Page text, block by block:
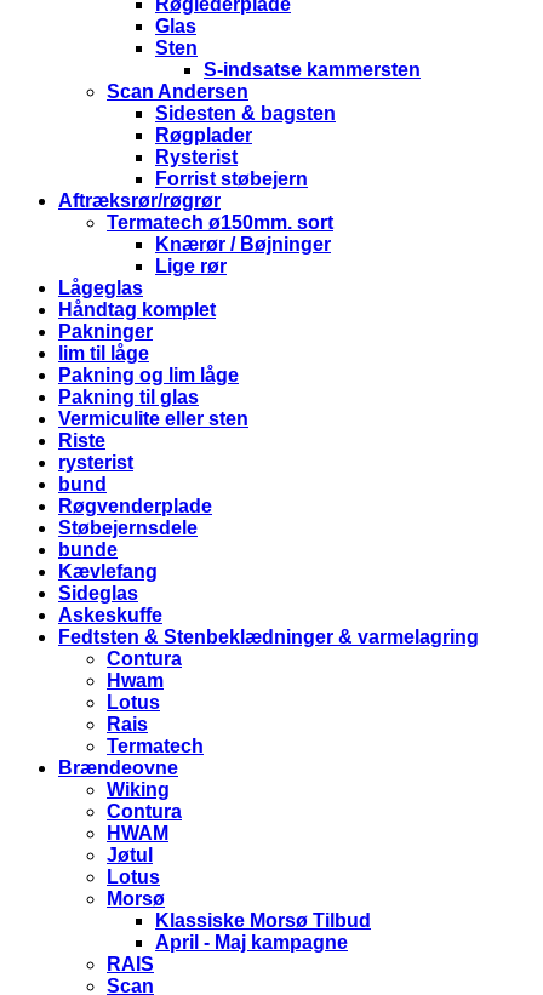
Røglederplade
Glas
Sten
S-indsatse kammersten
Scan Andersen
Sidesten & bagsten
Røgplader
Rysterist
Forrist støbejern
Aftræksrør/røgrør
Termatech ø150mm. sort
Knærør / Bøjninger
Lige rør
Lågeglas
Håndtag komplet
Pakninger
lim til låge
Pakning og lim låge
Pakning til glas
Vermiculite eller sten
Riste
rysterist
bund
Røgvenderplade
Støbejernsdele
bunde
Kævlefang
Sideglas
Askeskuffe
Fedtsten & Stenbeklædninger & varmelagring
Contura
Hwam
Lotus
Rais
Termatech
Brændeovne
Wiking
Contura
HWAM
Jøtul
Lotus
Morsø
Klassiske Morsø Tilbud
April - Maj kampagne
RAIS
Scan